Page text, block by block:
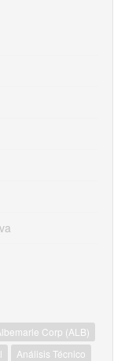
Corp (ALB)
Análisis Técnico